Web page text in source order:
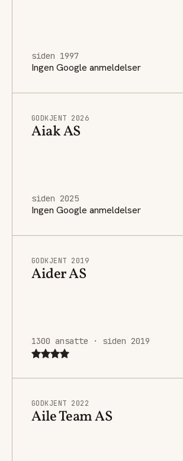
siden 1997
Ingen Google anmeldelser
GODKJENT 2026
Aiak AS
siden 2025
Ingen Google anmeldelser
GODKJENT 2019
Aider AS
1300 ansatte · siden 2019
GODKJENT 2022
Aile Team AS